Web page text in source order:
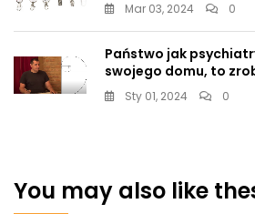
Mar 03, 2024 0
Państwo jak
swojego domu, to
Sty 01, 2024 0
You may also like